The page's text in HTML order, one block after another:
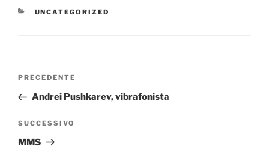
CATEGORIE
UNCATEGORIZED
Navigazione
Articolo
precedente:
PRECEDENTE
Andrei Pushkarev, vibrafonista
Articolo
successivo
SUCCESSIVO
MMS